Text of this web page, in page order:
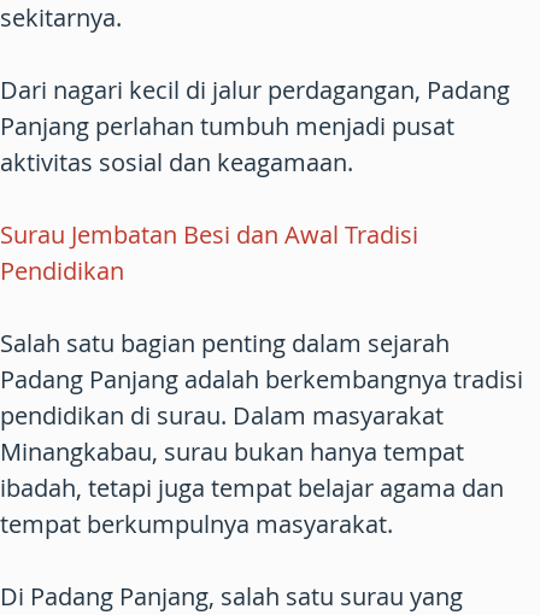
sekitarnya.
Dari nagari kecil di jalur perdagangan, Padang
Panjang perlahan tumbuh menjadi pusat
aktivitas sosial dan keagamaan.
Surau Jembatan Besi dan Awal Tradisi
Pendidikan
Salah satu bagian penting dalam sejarah
Padang Panjang adalah berkembangnya tradisi
pendidikan di surau. Dalam masyarakat
Minangkabau, surau bukan hanya tempat
ibadah, tetapi juga tempat belajar agama dan
tempat berkumpulnya masyarakat.
Di Padang Panjang, salah satu surau yang